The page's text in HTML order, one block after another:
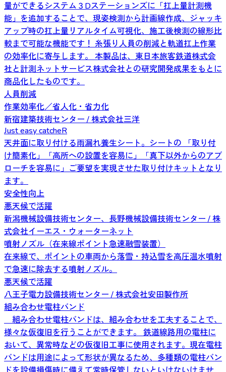
量ができるシステム３Dステーションズに「扛上量計測機
能」を追加することで、現姿検測から計画線作成、ジャッキ
アップ時の扛上量リアルタイム可視化、施工後検測の線形比
較まで可能な機能です！ 糸張り人員の削減と軌道扛上作業
の効率化に寄与します。 本製品は、東日本旅客鉄道株式会
社と計測ネットサービス株式会社との研究開発成果をもとに
商品化したものです。
人員削減
作業効率化／省人化・省力化
新宿建築技術センター / 株式会社三洋
Just easy catcheR
天井面に取り付ける雨漏れ養生シート。シートの 「取り付
け簡素化」「高所への設置を容易に」「真下以外からのアプ
ローチを容易に」ご要望を実現させた取り付けキットとなり
ます。
安全性向上
悪天候で活躍
新潟機械設備技術センター、長野機械設備技術センター / 株
式会社イーエス・ウォーターネット
噴射ノズル（在来線ポイント急速融雪装置）
在来線で、ポイントの車両から落雪・持込雪を高圧温水噴射
で急速に除去する噴射ノズル。
悪天候で活躍
八王子電力設備技術センター / 株式会社安田製作所
組み合わせ電柱バンド
組み合わせ電柱バンドは、組み合わせを工夫することで、
様々な仮復旧を行うことができます。 鉄道線路用の電柱に
おいて、異常時などの仮復旧工事に使用されます。現在電柱
バンドは用途によって形状が異なるため、多種類の電柱バン